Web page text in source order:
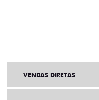
VENDAS DIRETAS